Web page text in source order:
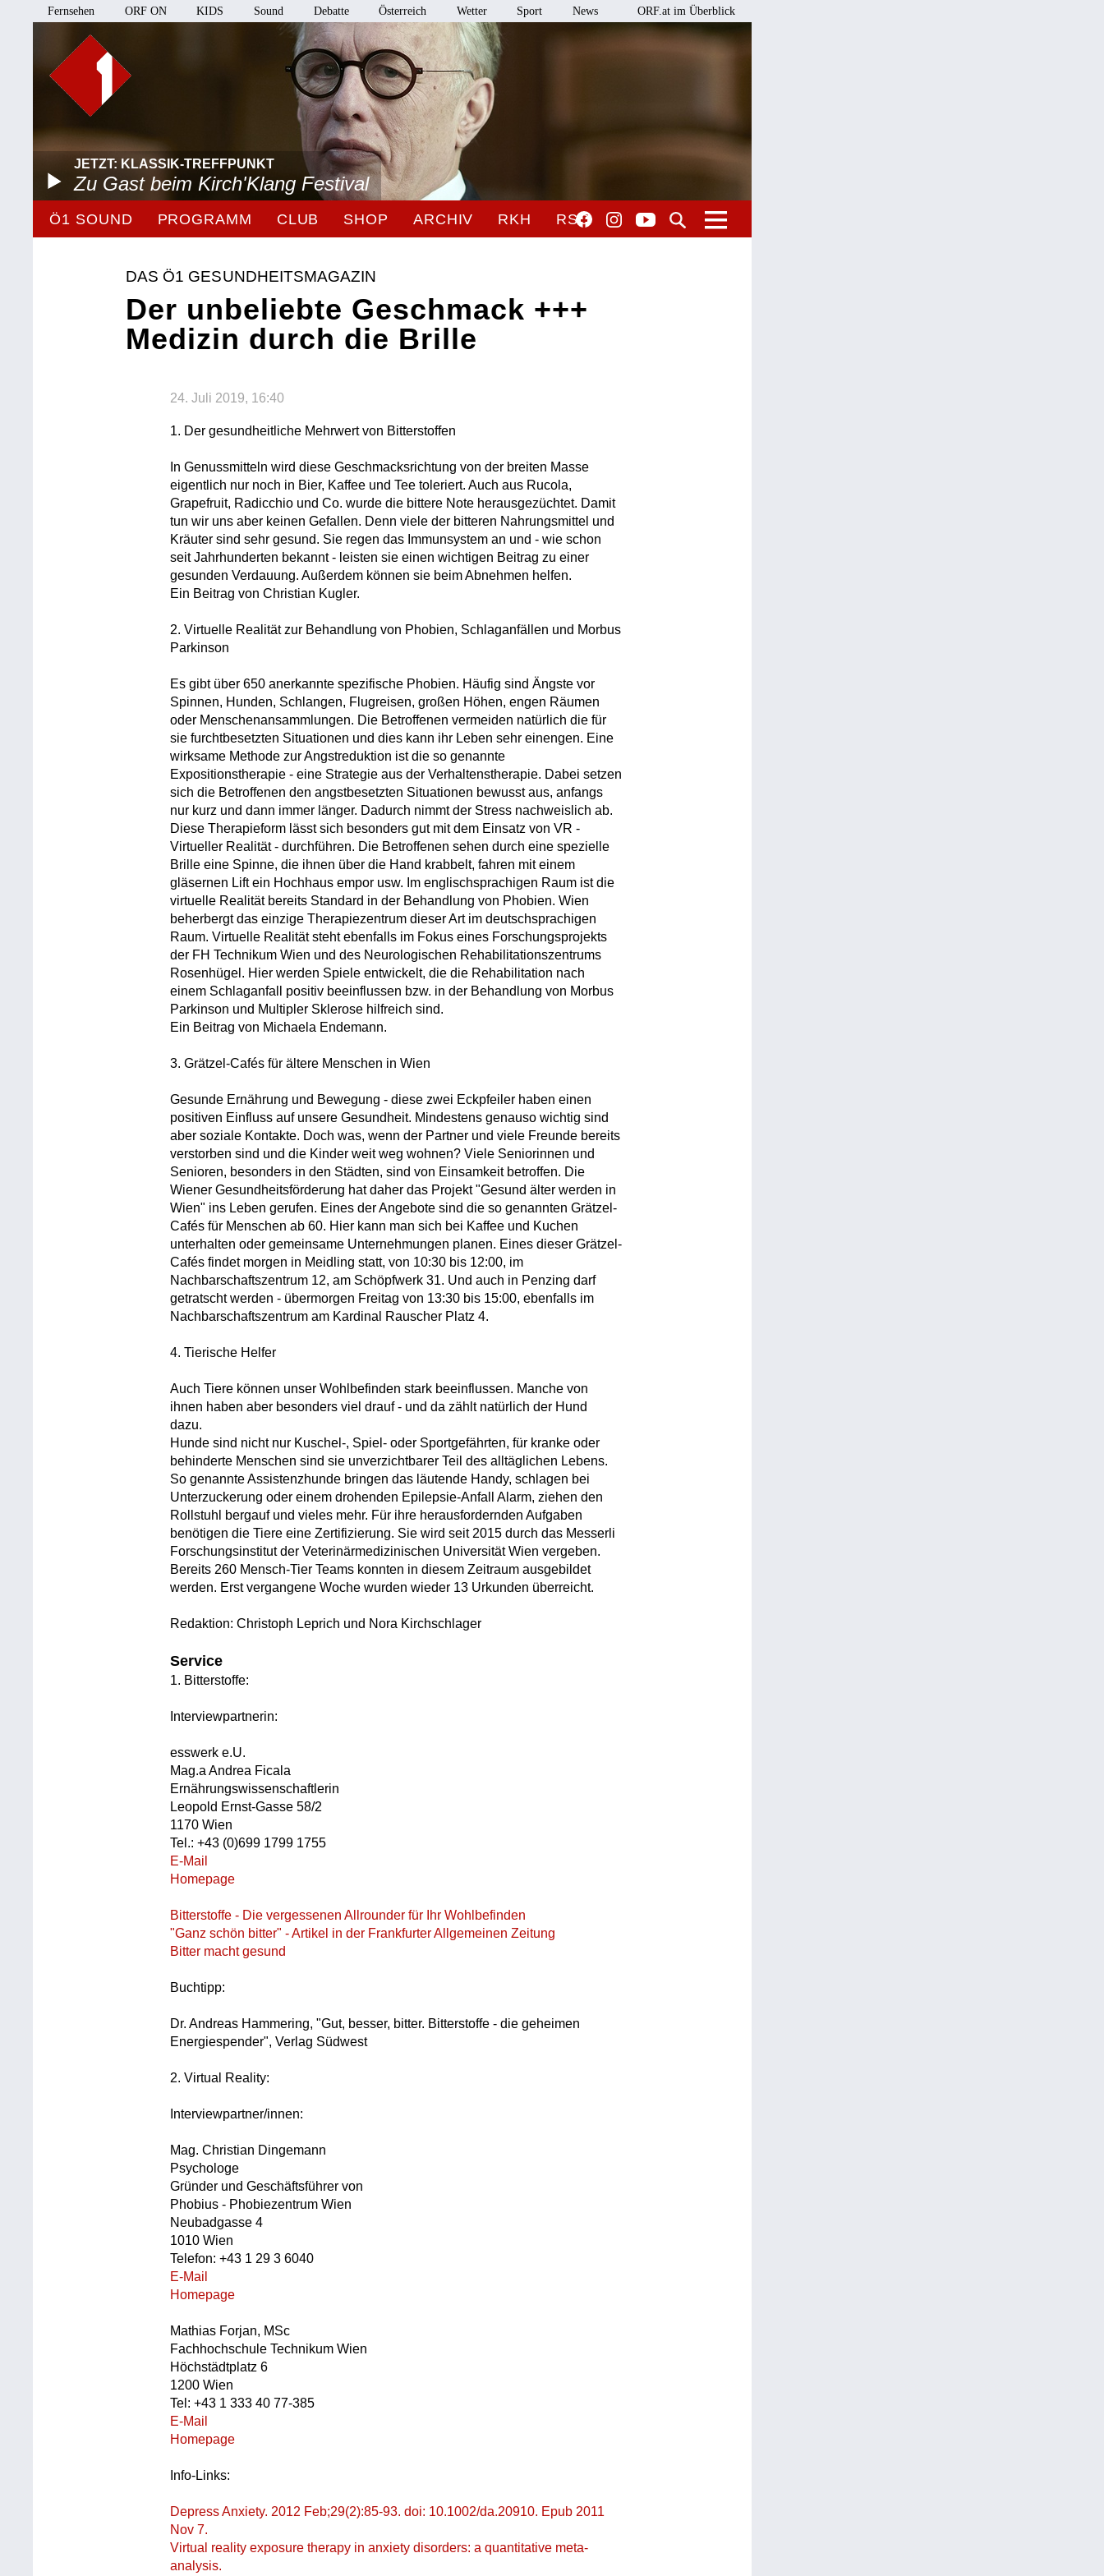
Fernsehen ORF ON KIDS Sound Debatte Österreich Wetter Sport News ORF.at im Überblick
JETZT: KLASSIK-TREFFPUNKT
Zu Gast beim Kirch'Klang Festival
Ö1 SOUND PROGRAMM CLUB SHOP ARCHIV RKH RSO
DAS Ö1 GESUNDHEITSMAGAZIN
Der unbeliebte Geschmack +++
Medizin durch die Brille
24. Juli 2019, 16:40
1. Der gesundheitliche Mehrwert von Bitterstoffen
In Genussmitteln wird diese Geschmacksrichtung von der breiten Masse
eigentlich nur noch in Bier, Kaffee und Tee toleriert. Auch aus Rucola,
Grapefruit, Radicchio und Co. wurde die bittere Note herausgezüchtet. Damit
tun wir uns aber keinen Gefallen. Denn viele der bitteren Nahrungsmittel und
Kräuter sind sehr gesund. Sie regen das Immunsystem an und - wie schon
seit Jahrhunderten bekannt - leisten sie einen wichtigen Beitrag zu einer
gesunden Verdauung. Außerdem können sie beim Abnehmen helfen.
Ein Beitrag von Christian Kugler.
2. Virtuelle Realität zur Behandlung von Phobien, Schlaganfällen und Morbus
Parkinson
Es gibt über 650 anerkannte spezifische Phobien. Häufig sind Ängste vor
Spinnen, Hunden, Schlangen, Flugreisen, großen Höhen, engen Räumen
oder Menschenansammlungen. Die Betroffenen vermeiden natürlich die für
sie furchtbesetzten Situationen und dies kann ihr Leben sehr einengen. Eine
wirksame Methode zur Angstreduktion ist die so genannte
Expositionstherapie - eine Strategie aus der Verhaltenstherapie. Dabei setzen
sich die Betroffenen den angstbesetzten Situationen bewusst aus, anfangs
nur kurz und dann immer länger. Dadurch nimmt der Stress nachweislich ab.
Diese Therapieform lässt sich besonders gut mit dem Einsatz von VR -
Virtueller Realität - durchführen. Die Betroffenen sehen durch eine spezielle
Brille eine Spinne, die ihnen über die Hand krabbelt, fahren mit einem
gläsernen Lift ein Hochhaus empor usw. Im englischsprachigen Raum ist die
virtuelle Realität bereits Standard in der Behandlung von Phobien. Wien
beherbergt das einzige Therapiezentrum dieser Art im deutschsprachigen
Raum. Virtuelle Realität steht ebenfalls im Fokus eines Forschungsprojekts
der FH Technikum Wien und des Neurologischen Rehabilitationszentrums
Rosenhügel. Hier werden Spiele entwickelt, die die Rehabilitation nach
einem Schlaganfall positiv beeinflussen bzw. in der Behandlung von Morbus
Parkinson und Multipler Sklerose hilfreich sind.
Ein Beitrag von Michaela Endemann.
3. Grätzel-Cafés für ältere Menschen in Wien
Gesunde Ernährung und Bewegung - diese zwei Eckpfeiler haben einen
positiven Einfluss auf unsere Gesundheit. Mindestens genauso wichtig sind
aber soziale Kontakte. Doch was, wenn der Partner und viele Freunde bereits
verstorben sind und die Kinder weit weg wohnen? Viele Seniorinnen und
Senioren, besonders in den Städten, sind von Einsamkeit betroffen. Die
Wiener Gesundheitsförderung hat daher das Projekt "Gesund älter werden in
Wien" ins Leben gerufen. Eines der Angebote sind die so genannten Grätzel-
Cafés für Menschen ab 60. Hier kann man sich bei Kaffee und Kuchen
unterhalten oder gemeinsame Unternehmungen planen. Eines dieser Grätzel-
Cafés findet morgen in Meidling statt, von 10:30 bis 12:00, im
Nachbarschaftszentrum 12, am Schöpfwerk 31. Und auch in Penzing darf
getratscht werden - übermorgen Freitag von 13:30 bis 15:00, ebenfalls im
Nachbarschaftszentrum am Kardinal Rauscher Platz 4.
4. Tierische Helfer
Auch Tiere können unser Wohlbefinden stark beeinflussen. Manche von
ihnen haben aber besonders viel drauf - und da zählt natürlich der Hund
dazu.
Hunde sind nicht nur Kuschel-, Spiel- oder Sportgefährten, für kranke oder
behinderte Menschen sind sie unverzichtbarer Teil des alltäglichen Lebens.
So genannte Assistenzhunde bringen das läutende Handy, schlagen bei
Unterzuckerung oder einem drohenden Epilepsie-Anfall Alarm, ziehen den
Rollstuhl bergauf und vieles mehr. Für ihre herausfordernden Aufgaben
benötigen die Tiere eine Zertifizierung. Sie wird seit 2015 durch das Messerli
Forschungsinstitut der Veterinärmedizinischen Universität Wien vergeben.
Bereits 260 Mensch-Tier Teams konnten in diesem Zeitraum ausgebildet
werden. Erst vergangene Woche wurden wieder 13 Urkunden überreicht.
Redaktion: Christoph Leprich und Nora Kirchschlager
Service
1. Bitterstoffe:
Interviewpartnerin:
esswerk e.U.
Mag.a Andrea Ficala
Ernährungswissenschaftlerin
Leopold Ernst-Gasse 58/2
1170 Wien
Tel.: +43 (0)699 1799 1755
E-Mail
Homepage
Bitterstoffe - Die vergessenen Allrounder für Ihr Wohlbefinden
"Ganz schön bitter" - Artikel in der Frankfurter Allgemeinen Zeitung
Bitter macht gesund
Buchtipp:
Dr. Andreas Hammering, "Gut, besser, bitter. Bitterstoffe - die geheimen
Energiespender", Verlag Südwest
2. Virtual Reality:
Interviewpartner/innen:
Mag. Christian Dingemann
Psychologe
Gründer und Geschäftsführer von
Phobius - Phobiezentrum Wien
Neubadgasse 4
1010 Wien
Telefon: +43 1 29 3 6040
E-Mail
Homepage
Mathias Forjan, MSc
Fachhochschule Technikum Wien
Höchstädtplatz 6
1200 Wien
Tel: +43 1 333 40 77-385
E-Mail
Homepage
Info-Links:
Depress Anxiety. 2012 Feb;29(2):85-93. doi: 10.1002/da.20910. Epub 2011
Nov 7.
Virtual reality exposure therapy in anxiety disorders: a quantitative meta-
analysis.